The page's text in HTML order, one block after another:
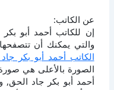
عن الكاتب:
إن للكاتب أحمد أبو
والتي يمكنك أن
الكاتب أحمد أبو بكر
الصورة بالأعلى هي
أحمد أبو بكر جاد